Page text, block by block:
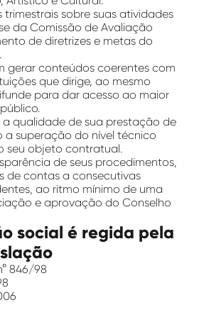
sobre suas atividades
da Comissão de Avaliação
de diretrizes e metas do
gerar conteúdos coerentes com
que dirige, ao mesmo
para dar acesso ao maior
a qualidade de sua prestação de
a superação do nível técnico
seu objeto contratual.
de seus procedimentos,
de contas a consecutivas
ao ritmo mínimo de uma
e aprovação do Conselho
social é regida pela
846/98